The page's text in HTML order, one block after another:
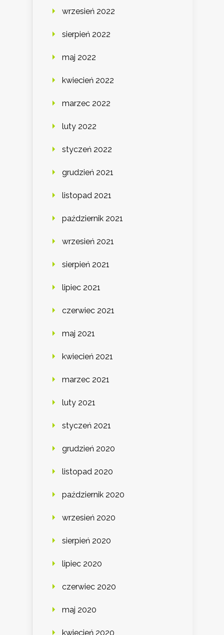
wrzesień 2022
sierpień 2022
maj 2022
kwiecień 2022
marzec 2022
luty 2022
styczeń 2022
grudzień 2021
listopad 2021
październik 2021
wrzesień 2021
sierpień 2021
lipiec 2021
czerwiec 2021
maj 2021
kwiecień 2021
marzec 2021
luty 2021
styczeń 2021
grudzień 2020
listopad 2020
październik 2020
wrzesień 2020
sierpień 2020
lipiec 2020
czerwiec 2020
maj 2020
kwiecień 2020